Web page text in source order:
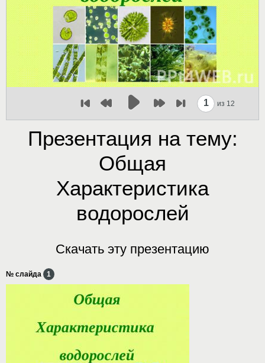
1 из 12
Презентация на тему:
Общая
Характеристика
водорослей
Скачать эту презентацию
№ слайда 1